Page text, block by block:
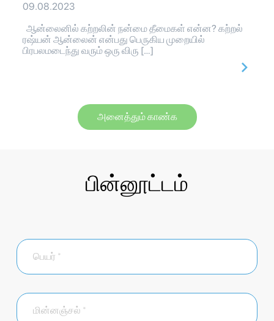
09.08.2023
ஆன்லைனில் கற்றலின் நன்மை தீமைகள் என்ன? கற்றல்
ரஷ்யன் ஆன்லைன் என்பது பெருகிய முறையில்
பிரபலமடைந்து வரும் ஒரு விரு […]
அனைத்தும் காண்க
பின்னூட்டம்